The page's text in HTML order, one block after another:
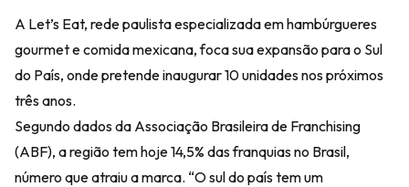
A Let’s Eat, rede paulista especializada em hambúrgueres
gourmet e comida mexicana, foca sua expansão para o Sul
do País, onde pretende inaugurar 10 unidades nos próximos
três anos.
Segundo dados da Associação Brasileira de Franchising
(ABF), a região tem hoje 14,5% das franquias no Brasil,
número que atraiu a marca. “O sul do país tem um